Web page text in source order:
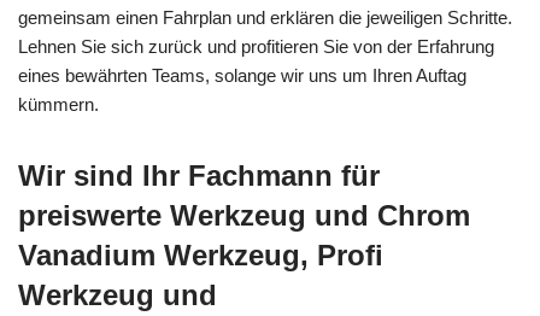
gemeinsam einen Fahrplan und erklären die jeweiligen Schritte.
Lehnen Sie sich zurück und profitieren Sie von der Erfahrung
eines bewährten Teams, solange wir uns um Ihren Auftag
kümmern.
Wir sind Ihr Fachmann für
preiswerte Werkzeug und Chrom
Vanadium Werkzeug, Profi
Werkzeug und